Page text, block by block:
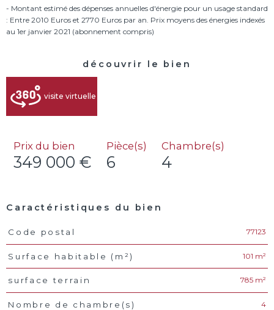
- Montant estimé des dépenses annuelles d'énergie pour un usage standard
: Entre 2010 Euros et 2770 Euros par an. Prix moyens des énergies indexés
découvrir le bien
visite virtuelle
Prix du bien
349 000 €
Pièce(s)
6
Chambre(s)
4
Caractéristiques du bien
Caractéristiques Valeurs
Code postal 77123
Surface habitable (m²) 101 m²
surface terrain 785 m²
Nombre de chambre(s) 4